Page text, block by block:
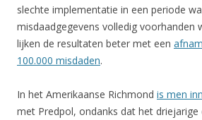
slechte implementatie in een periode
misdaadgegevens volledig voorhanden
lijken de resultaten beter met een
100.000 misdaden.
In het Amerikaanse Richmond is men
met Predpol, ondanks dat het